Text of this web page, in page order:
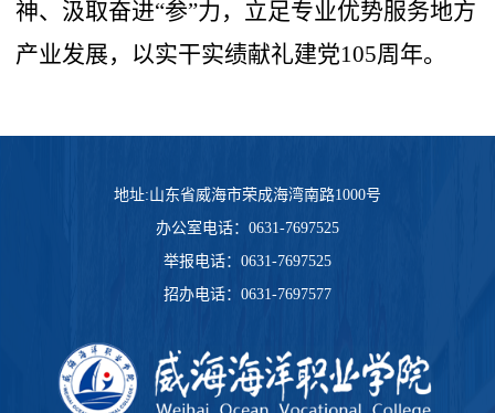
神、汲取奋进“参”力，立足专业优势服务地方
产业发展，以实干实绩献礼建党105周年。
地址:山东省威海市荣成海湾南路1000号
办公室电话：0631-7697525
举报电话：0631-7697525
招办电话：0631-7697577